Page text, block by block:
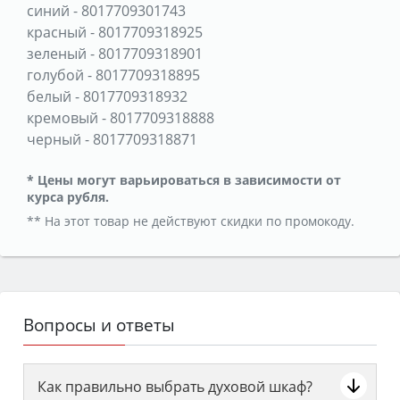
синий - 8017709301743
красный - 8017709318925
зеленый - 8017709318901
голубой - 8017709318895
белый - 8017709318932
кремовый - 8017709318888
черный - 8017709318871
* Цены могут варьироваться в зависимости от
курса рубля.
** На этот товар не действуют скидки по промокоду.
Вопросы и ответы
Как правильно выбрать духовой шкаф?